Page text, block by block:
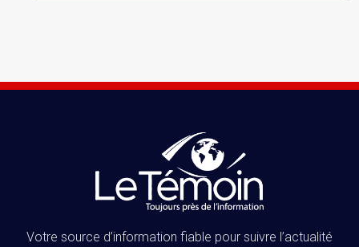
Votre source d’information fiable pour suivre l’actualité